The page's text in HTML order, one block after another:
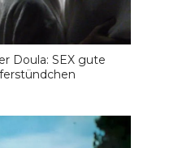
Doula: SEX gute